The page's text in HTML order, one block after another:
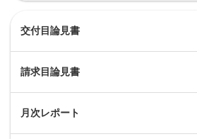
交付目論見書
請求目論見書
月次レポート